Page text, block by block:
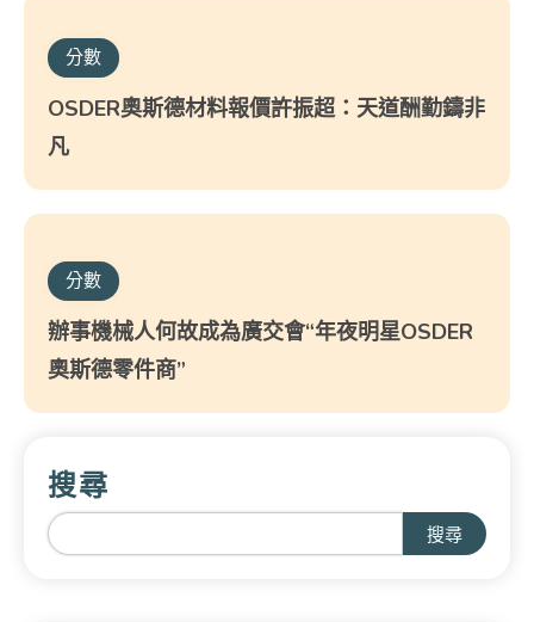
分數
OSDER奧斯德材料報價許振超：天道酬勤鑄非
凡
分數
辦事機械人何故成為廣交會“年夜明星OSDER
奧斯德零件商”
搜尋
搜尋